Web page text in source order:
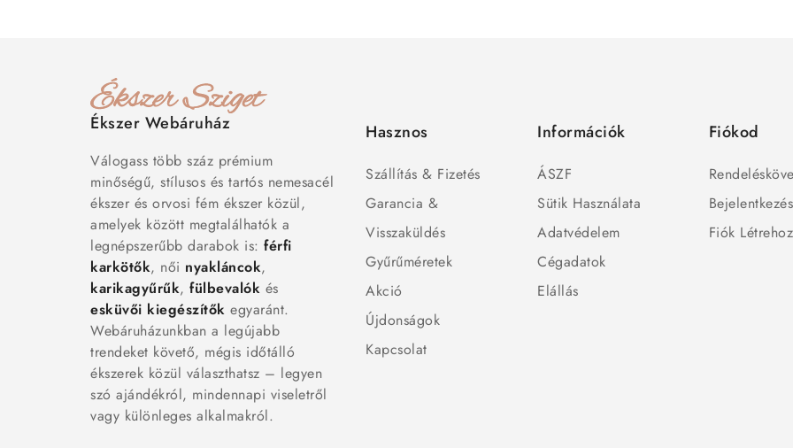
Ékszer Webáruház
Válogass több száz prémium
minőségű, stílusos és tartós nemesacél
ékszer és orvosi fém ékszer közül,
amelyek között megtalálhatók a
legnépszerűbb darabok is: férfi
karkötők, női nyakláncok,
karikagyűrűk, fülbevalók és
esküvői kiegészítők egyaránt.
Webáruházunkban a legújabb
trendeket követő, mégis időtálló
ékszerek közül választhatsz – legyen
szó ajándékról, mindennapi viseletről
vagy különleges alkalmakról.
Hasznos
Szállítás & Fizetés
Garancia &
Visszaküldés
Gyűrűméretek
Akció
Újdonságok
Kapcsolat
Információk
ÁSZF
Sütik Használata
Adatvédelem
Cégadatok
Elállás
Fiókod
Bejelentkezés
Fiók